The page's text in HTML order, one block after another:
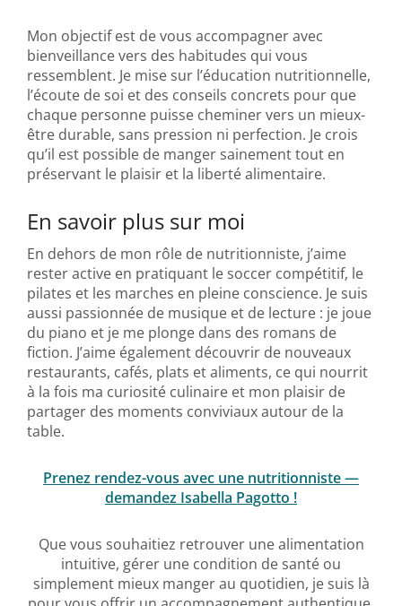
Mon objectif est de vous accompagner avec
bienveillance vers des habitudes qui vous
ressemblent. Je mise sur l’éducation nutritionnelle,
l’écoute de soi et des conseils concrets pour que
chaque personne puisse cheminer vers un mieux-
être durable, sans pression ni perfection. Je crois
qu’il est possible de manger sainement tout en
préservant le plaisir et la liberté alimentaire.
En savoir plus sur moi
En dehors de mon rôle de nutritionniste, j’aime
rester active en pratiquant le soccer compétitif, le
pilates et les marches en pleine conscience. Je suis
aussi passionnée de musique et de lecture : je joue
du piano et je me plonge dans des romans de
fiction. J’aime également découvrir de nouveaux
restaurants, cafés, plats et aliments, ce qui nourrit
à la fois ma curiosité culinaire et mon plaisir de
partager des moments conviviaux autour de la
table.
Prenez rendez-vous avec une nutritionniste —
demandez Isabella Pagotto !
Que vous souhaitiez retrouver une alimentation
intuitive, gérer une condition de santé ou
simplement mieux manger au quotidien, je suis là